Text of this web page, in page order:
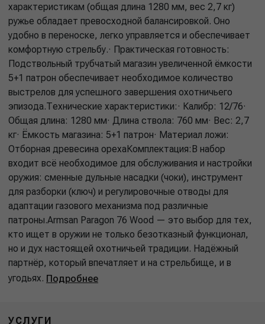
характеристикам (общая длина 1280 мм, вес 2,7 кг)
ружье обладает превосходной балансировкой. Оно
удобно в переноске, легко управляется и обеспечивает
комфортную стрельбу.· Практическая готовность:
Подствольный трубчатый магазин увеличенной ёмкости
5+1 патрон обеспечивает необходимое количество
выстрелов для успешного завершения охотничьего
эпизода.Технические характеристики:· Калибр: 12/76·
Общая длина: 1280 мм· Длина ствола: 760 мм· Вес: 2,7
кг· Ёмкость магазина: 5+1 патрон· Материал ложи:
Отборная древесина орехаКомплектация:В набор
входит всё необходимое для обслуживания и настройки
оружия: сменные дульные насадки (чоки), инструмент
для разборки (ключ) и регулировочные отводы для
адаптации газового механизма под различные
патроны.Armsan Paragon 76 Wood — это выбор для тех,
кто ищет в оружии не только безотказный функционал,
но и дух настоящей охотничьей традиции. Надёжный
партнёр, который впечатляет и на стрельбище, и в
угодьях. Подробнее
УСЛУГИ